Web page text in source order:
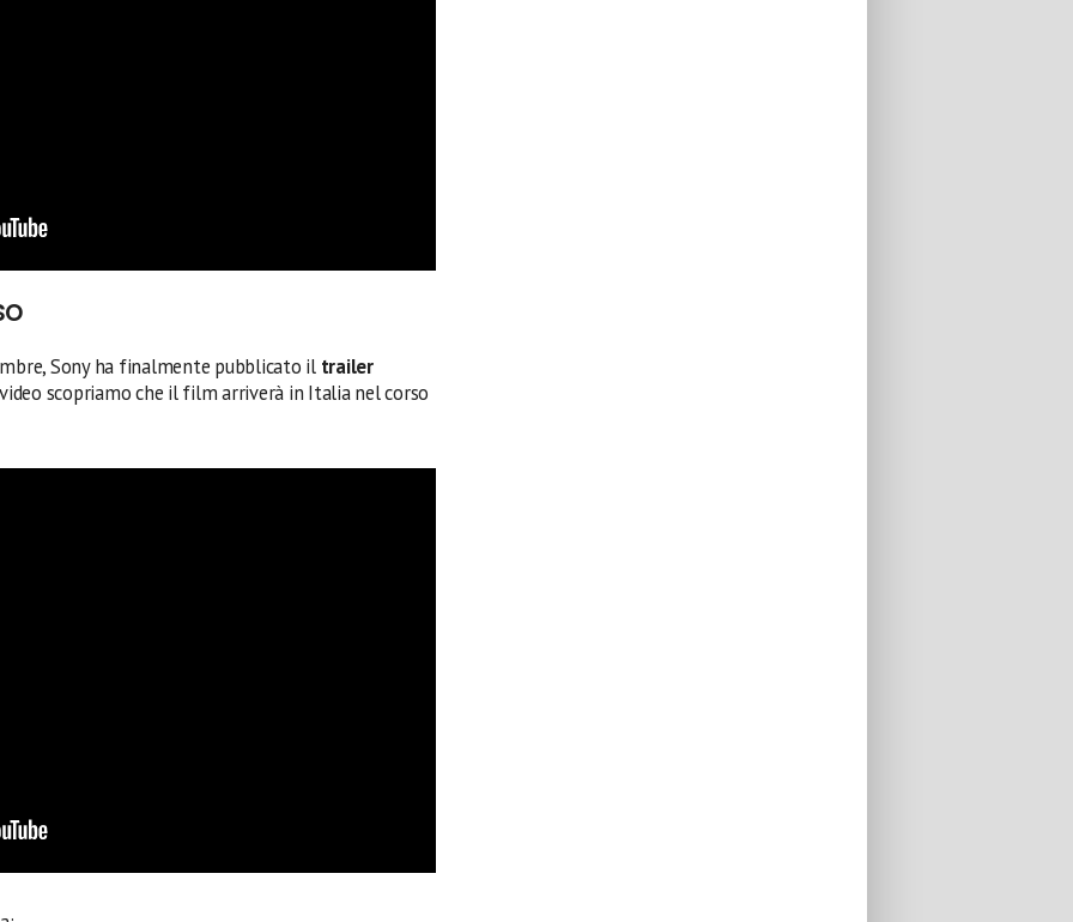
Sony ha finalmente pubblicato il trailer
video scopriamo che il film arriverà in Italia nel corso